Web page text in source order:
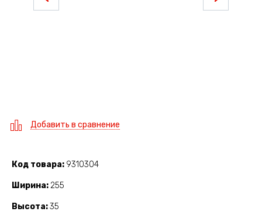
Добавить в сравнение
Код товара 9310304
Ширина 255
Высота 35